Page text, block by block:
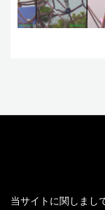
当サイトに関しまし